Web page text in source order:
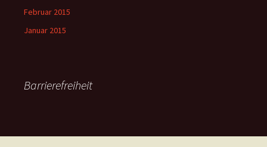
Februar 2015
Januar 2015
Barrierefreiheit